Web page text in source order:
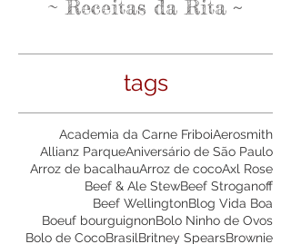
tags
Academia da Carne FriboiAerosmith
Allianz Parque Aniversário de São Paulo
Arroz de bacalhauArroz de cocoAxl Rose
Beef & Ale StewBeef Stroganoff
Beef WellingtonBlog Vida Boa